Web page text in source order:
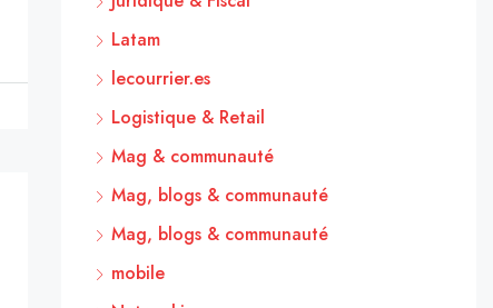
Latam
lecourrier.es
Logistique & Retail
Mag & communauté
Mag, blogs & communauté
Mag, blogs & communauté
mobile